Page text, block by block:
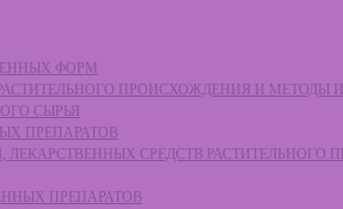
ФОРМ
РАСТИТЕЛЬНОГО ПРОИСХОЖДЕНИЯ И МЕТОДЫ
СЫРЬЯ
ПРЕПАРАТОВ
ЛЕКАРСТВЕННЫХ СРЕДСТВ РАСТИТЕЛЬНОГО
ПРЕПАРАТОВ